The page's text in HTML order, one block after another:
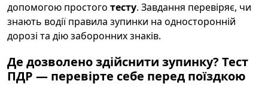
допомогою простого тесту. Завдання перевіряє, чи
знають водії правила зупинки на односторонній
дорозі та дію заборонних знаків.
Де дозволено здійснити зупинку? Тест
ПДР — перевірте себе перед поїздкою